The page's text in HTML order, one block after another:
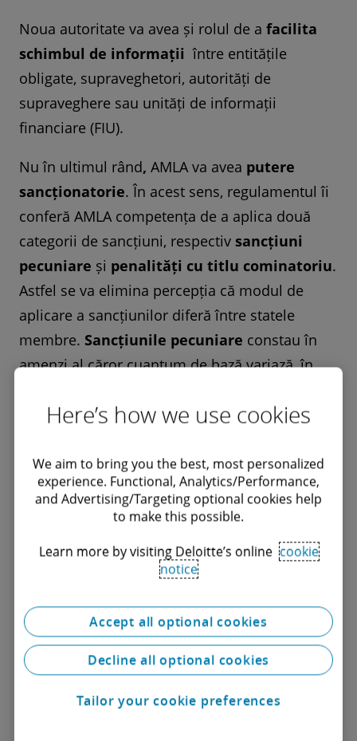
Noua autoritate va avea și rolul de a facilita
schimbul de informații între entitățile
obligate, supraveghetori, autorități de
supraveghere sau unități de informații
financiare (FIU).
Nu în ultimul rând, AMLA va avea putere
sancționatorie. În acest sens, regulamentul îi
conferă AMLA competența de a aplica două
categorii de sancțiuni, respectiv sancțiuni
pecuniare și penalități cu titlu cominatoriu.
Astfel se va elimina percepția că modul de
aplicare a sancțiunilor diferă între statele
membre. Sancțiunile pecuniare constau în
amenzi al căror cuantum de bază variază, în
euro și 2.000.000 de euro sau 1% din cifra de
mai mare. Cu toate acestea, regulamentul îi
conferă AMLA competența de a ajusta aceste
cuantumuri în funcție de circumstanțele
agravante sau atenuante incidente, prevăzute
în anexa regulamentului. Astfel, prin aplicarea
maxim general al amenzii în cuantum de 10%
din cifra de afaceri anuală totală pentru
încălcări legate de precauția privind clientela,
le nivelul grupului sau obligații de raportare ori
Here’s how we use cookies
We aim to bring you the best, most personalized
experience. Functional, Analytics/Performance,
and Advertising/Targeting optional cookies help
to make this possible.
Learn more by visiting Deloitte’s online cookie
notice
Accept all optional cookies
Decline all optional cookies
Tailor your cookie preferences